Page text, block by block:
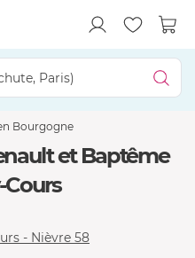
Bourgogne
et Baptême
Cours
- Nièvre 58